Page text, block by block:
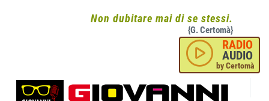
Non dubitare mai di se stessi.
{G. Certomà}
RADIO
AUDIO
by Certomà